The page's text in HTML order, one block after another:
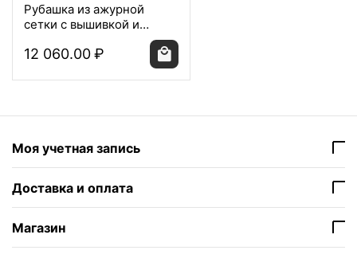
Рубашка из ажурной
сетки с вышивкой и
12 060.00₽
Моя учетная запись
Доставка и оплата
Магазин